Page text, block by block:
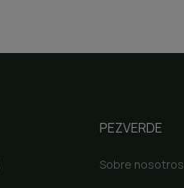
PEZVERDE
Sobre nosotros